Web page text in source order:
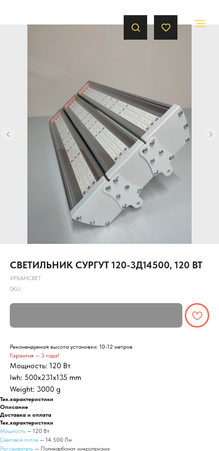
СВЕТИЛЬНИК СУРГУТ 120-3Д14500, 120 ВТ
УРБАНСВЕТ
SKU:
Рекомендуемая высота установки: 10-12 метров
Гарантия — 3 года!
Мощность: 120 Вт
lwh: 500x231x135 mm
Weight: 3000 g
Тех.характеристики
Описание
Доставка и оплата
Тех.характеристики
Мощность — 120 Вт
Световой поток — 14 500 Лм
Рассеиватель — Поликарбонат микропризма